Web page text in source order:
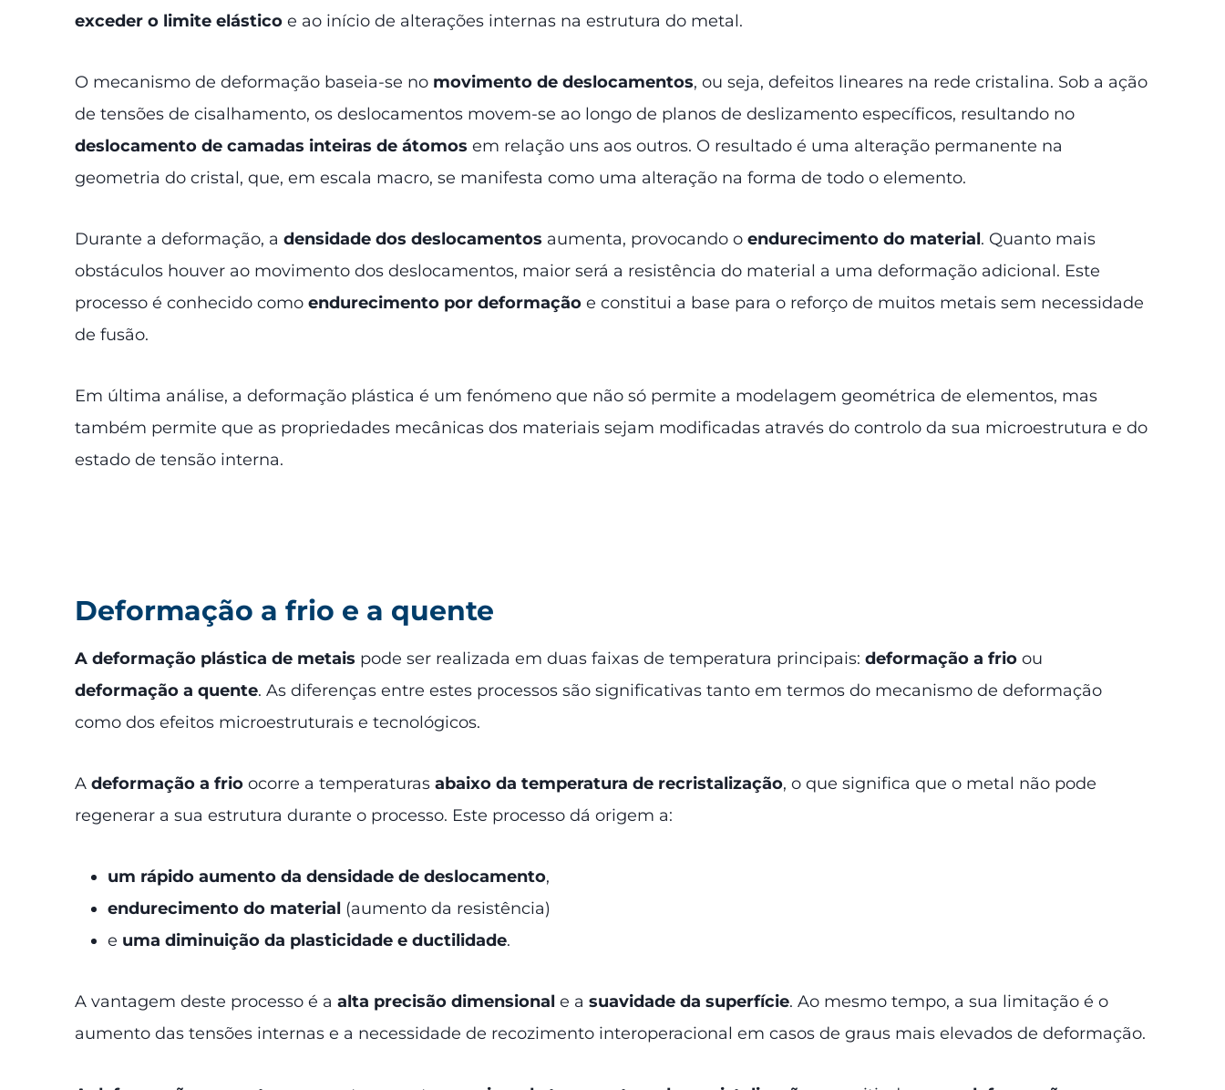
exceder o limite elástico e ao início de alterações internas na estrutura do metal.
O mecanismo de deformação baseia-se no movimento de deslocamentos, ou seja, defeitos lineares na rede cristalina. Sob a ação
de tensões de cisalhamento, os deslocamentos movem-se ao longo de planos de deslizamento específicos, resultando no
deslocamento de camadas inteiras de átomos em relação uns aos outros. O resultado é uma alteração permanente na
geometria do cristal, que, em escala macro, se manifesta como uma alteração na forma de todo o elemento.
Durante a deformação, a densidade dos deslocamentos aumenta, provocando o endurecimento do material. Quanto mais
obstáculos houver ao movimento dos deslocamentos, maior será a resistência do material a uma deformação adicional. Este
processo é conhecido como endurecimento por deformação e constitui a base para o reforço de muitos metais sem necessidade
de fusão.
Em última análise, a deformação plástica é um fenómeno que não só permite a modelagem geométrica de elementos, mas
também permite que as propriedades mecânicas dos materiais sejam modificadas através do controlo da sua microestrutura e do
estado de tensão interna.
Deformação a frio e a quente
A deformação plástica de metais pode ser realizada em duas faixas de temperatura principais: deformação a frio ou
deformação a quente. As diferenças entre estes processos são significativas tanto em termos do mecanismo de deformação
como dos efeitos microestruturais e tecnológicos.
A deformação a frio ocorre a temperaturas abaixo da temperatura de recristalização, o que significa que o metal não pode
regenerar a sua estrutura durante o processo. Este processo dá origem a:
um rápido aumento da densidade de deslocamento,
endurecimento do material (aumento da resistência)
e uma diminuição da plasticidade e ductilidade.
A vantagem deste processo é a alta precisão dimensional e a suavidade da superfície. Ao mesmo tempo, a sua limitação é o
aumento das tensões internas e a necessidade de recozimento interoperacional em casos de graus mais elevados de deformação.